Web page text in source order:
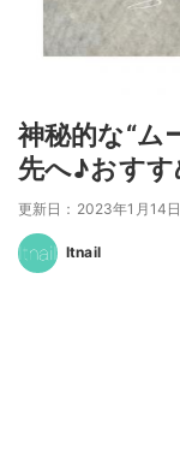
神秘的な“ム
先へ♪おす
更新日：2023年1月14日
Itnail